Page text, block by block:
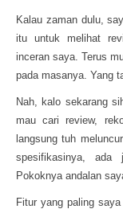
Kalau zaman dulu,
itu untuk melihat
inceran saya. Terus
pada masanya. Yang
Nah, kalo sekarang
mau cari review,
langsung tuh
spesifikasinya, ada
Pokoknya andalan
Fitur yang paling